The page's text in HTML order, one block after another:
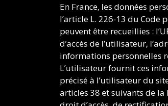
En France, les données
l’article L. 226-13 du Code
peuvent être recueillies :
d’accès de l’utilisateur,
informations personnelles
L’utilisateur fournit ces
précisé à l’utilisateur du
articles 38 et suivants de